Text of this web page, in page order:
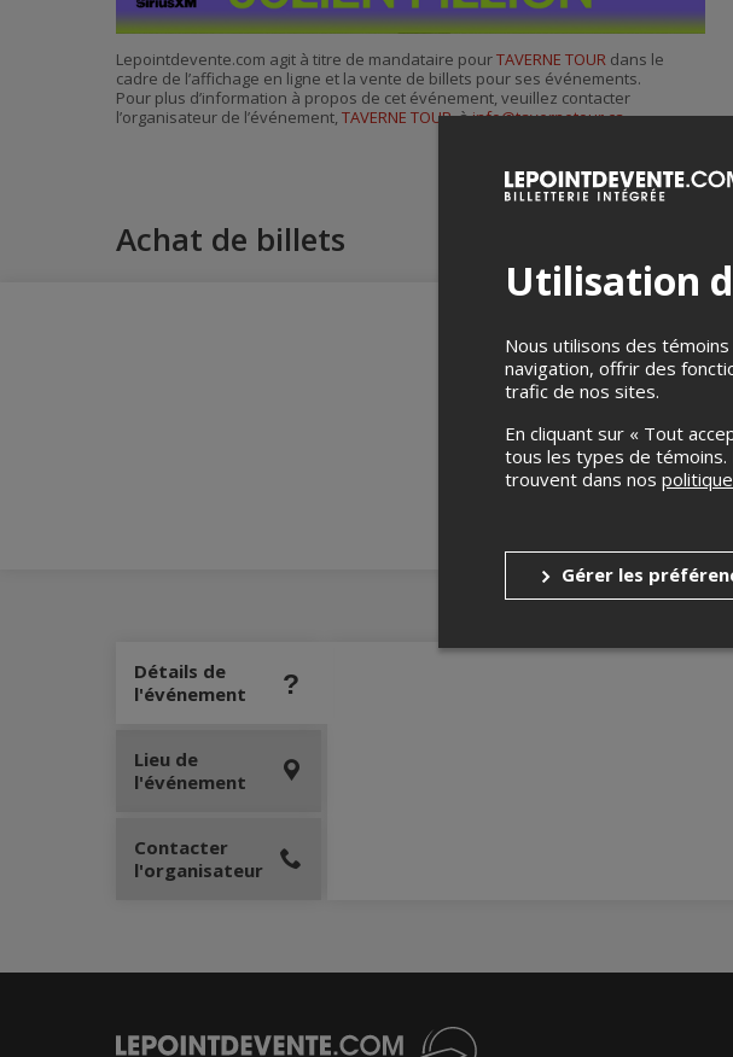
Lepointdevente.com agit à titre de mandataire pourTAVERNE TOUR dans le
cadre de l’affichage en ligne et la vente de billets pour ses événements.
Pour plus d’information à propos de cet événement, veuillez contacter
l’organisateur de l’événement, TAVERNE TOUR, àinfo@tavernetour.ca.
Achat de billets
Merci de confirmer
Détails de
l'événement
Lieu de
l'événement
Contacter
l'organisateur
Utilisation
Nous utilisons des
navigation, offrir des
trafic de nos sites.
En cliquant sur « Tout
tous les types de
trouvent dans nos
Gérer les